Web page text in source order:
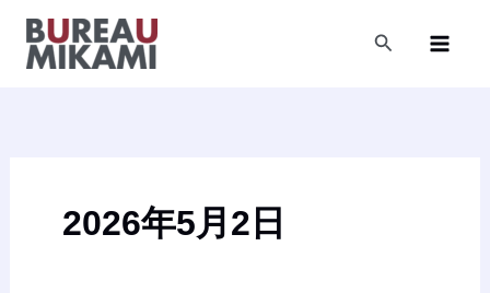
検
2026年5月2日